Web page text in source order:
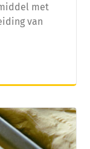
met
van